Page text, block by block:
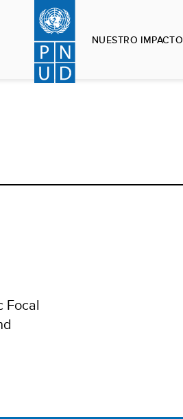
NUESTRO IMPACTO
Focal